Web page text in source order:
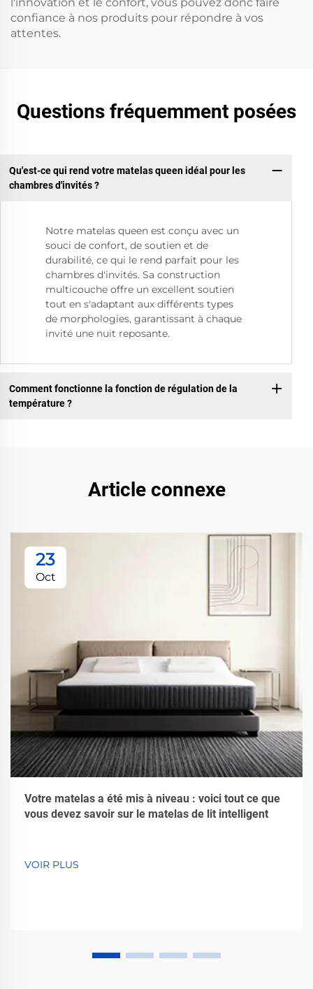
confiance à nos produits pour répondre à vos
attentes.
Questions fréquemment posées
Qu'est-ce qui rend votre matelas queen idéal pour les
chambres d'invités ?
Notre matelas queen est conçu avec un
souci de confort, de soutien et de
durabilité, ce qui le rend parfait pour les
chambres d'invités. Sa construction
multicouche offre un excellent soutien
tout en s'adaptant aux différents types
de morphologies, garantissant à chaque
invité une nuit reposante.
Comment fonctionne la fonction de régulation de la
température ?
Article connexe
23
Oct
Votre matelas a été mis à niveau : voici tout ce que
vous devez savoir sur le matelas de lit intelligent
VOIR PLUS